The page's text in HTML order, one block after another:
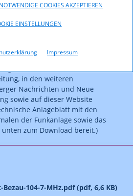
COOKIES AKZEPTIEREN
EINSTELLUNGEN
Impressum
Austria (KommAustria)
in den weiteren
Nachrichten und Neue
sowie auf dieser Website
Anlageblatt mit den
der Funkanlage sowie das
zum Download bereit.)
104-7-MHz.pdf (pdf, 6,6 KB)